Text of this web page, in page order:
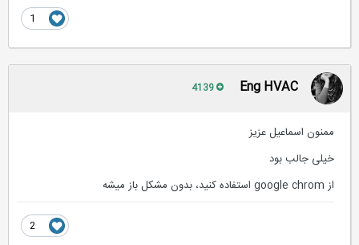
Eng HVAC
ممنون اسماعیل عزیز
خیلی جالب بود